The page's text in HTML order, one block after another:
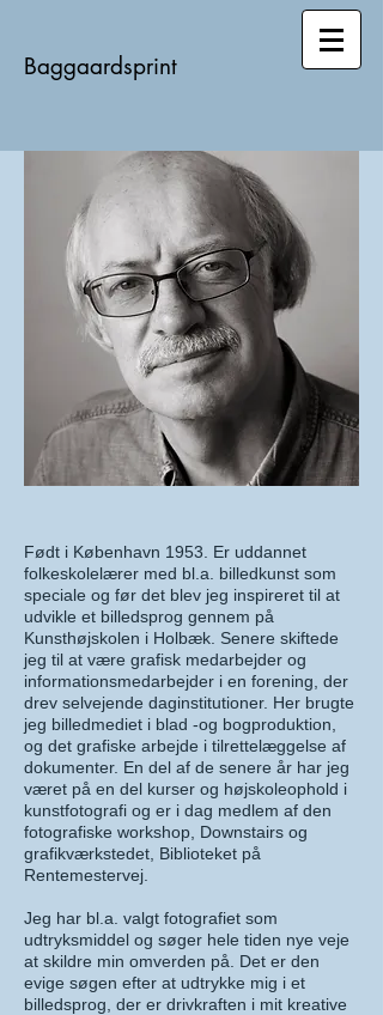
Baggaardsprint​
Født i København 1953. Er uddannet
folkeskolelærer med bl.a. billedkunst som
speciale og før det blev jeg inspireret til at
udvikle et billedsprog gennem på
Kunsthøjskolen i Holbæk. Senere skiftede
jeg til at være grafisk medarbejder og
informationsmedarbejder i en forening, der
drev selvejende daginstitutioner. Her brugte
jeg billedmediet i blad -og bogproduktion,
og det grafiske arbejde i tilrettelæggelse af
dokumenter. En del af de senere år har jeg
været på en del kurser og højskoleophold i
kunstfotografi og er i dag medlem af den
fotografiske workshop, Downstairs og
grafikværkstedet, Biblioteket på
Rentemestervej.
Jeg har bl.a. valgt fotografiet som
udtryksmiddel og søger hele tiden nye veje
at skildre min omverden på. Det er den
evige søgen efter at udtrykke mig i et
billedsprog, der er drivkraften i mit kreative